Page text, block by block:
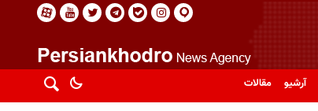
آرشیو مقالات